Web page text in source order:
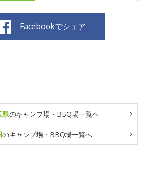
Facebookでシェア
県のキャンプ場・BBQ場一覧へ
のキャンプ場・BBQ場一覧へ